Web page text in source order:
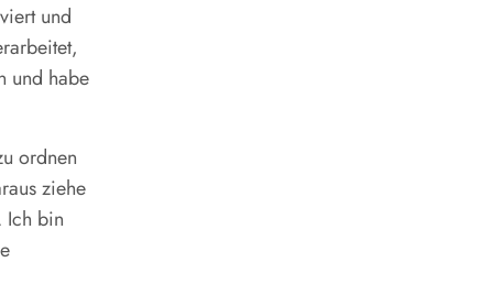
und
und habe
ordnen
ziehe
Ich bin